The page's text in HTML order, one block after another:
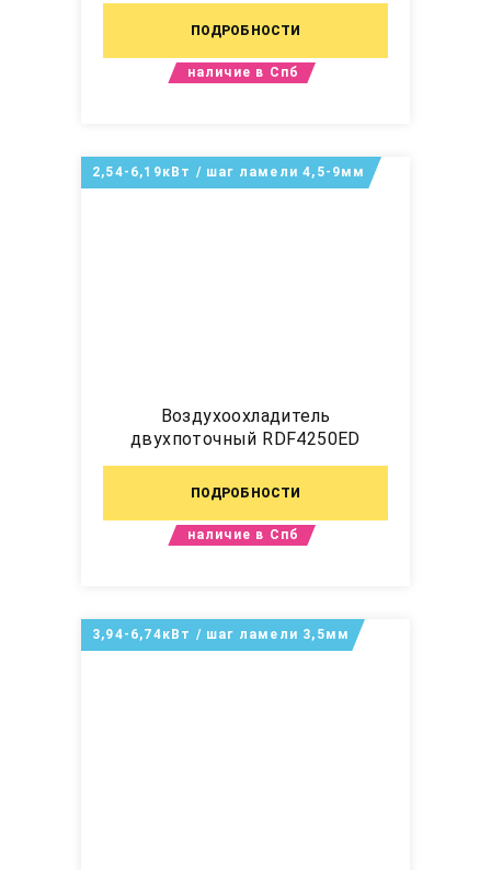
ПОДРОБНОСТИ
наличие в Спб
Воздухоохладитель
двухпоточный RDF4250ED
ПОДРОБНОСТИ
2,54-6,19кВт / шаг ламели 4,5-9мм
наличие в Спб
3,94-6,74кВт / шаг ламели 3,5мм